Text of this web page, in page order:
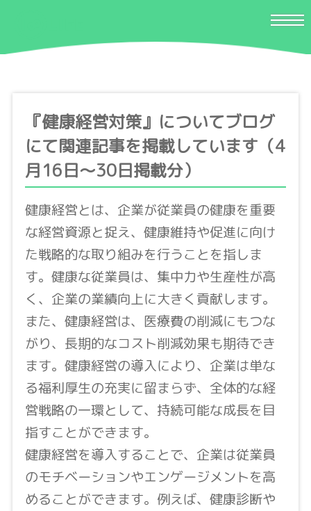
『健康経営対策』についてブログ
にて関連記事を掲載しています（4
月16日〜30日掲載分）
健康経営とは、企業が従業員の健康を重要
な経営資源と捉え、健康維持や促進に向け
た戦略的な取り組みを行うことを指しま
す。健康な従業員は、集中力や生産性が高
く、企業の業績向上に大きく貢献します。
また、健康経営は、医療費の削減にもつな
がり、長期的なコスト削減効果も期待でき
ます。健康経営の導入により、企業は単な
る福利厚生の充実に留まらず、全体的な経
営戦略の一環として、持続可能な成長を目
指すことができます。
健康経営を導入することで、企業は従業員
のモチベーションやエンゲージメントを高
めることができます。例えば、健康診断や